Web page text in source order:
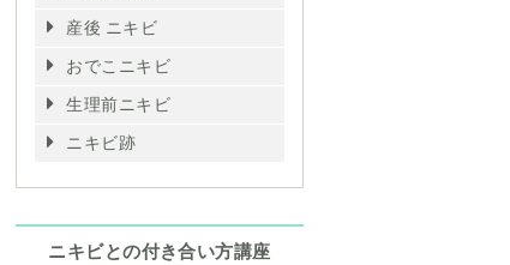
産後 ニキビ
おでこニキビ
生理前ニキビ
ニキビ跡
ニキビとの付き合い方講座